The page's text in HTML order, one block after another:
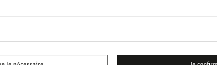
Je consens au traitement de mes données
la lettre d'information contenant des